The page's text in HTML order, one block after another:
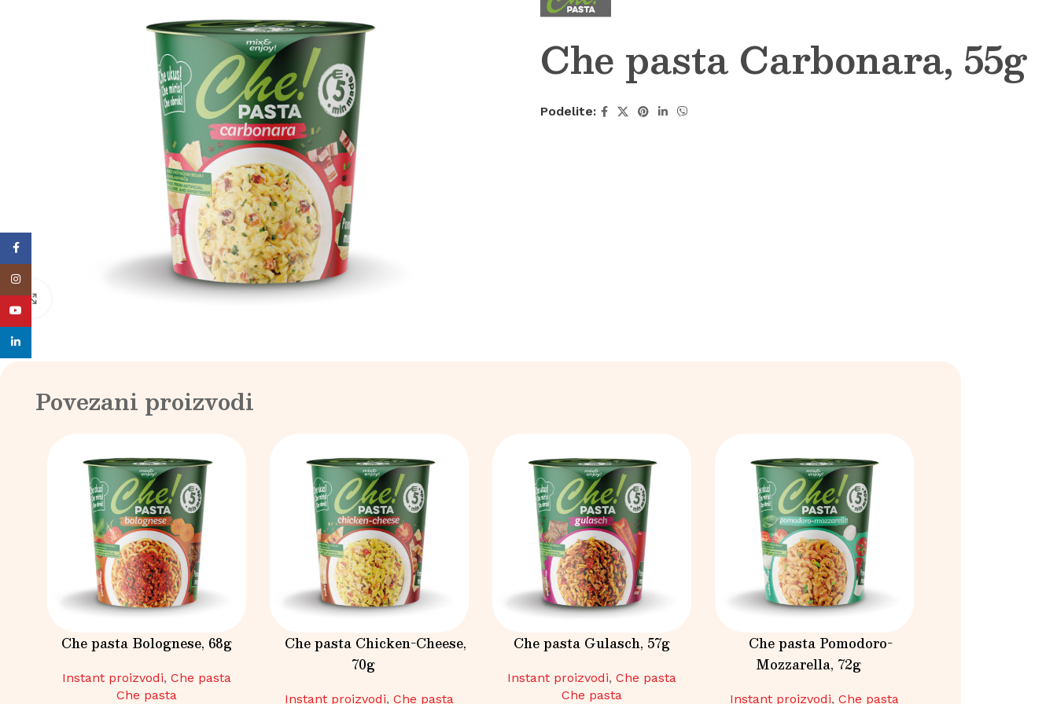
Che pasta Carbonara, 55g
Podelite:
Povezani proizvodi
Che pasta Bolognese, 68g
Instant proizvodi, Che pasta
Che pasta
Che pasta Chicken-Cheese,
70g
Instant proizvodi, Che pasta
Che pasta Gulasch, 57g
Instant proizvodi, Che pasta
Che pasta
Che pasta Pomodoro-
Mozzarella, 72g
Instant proizvodi, Che pasta